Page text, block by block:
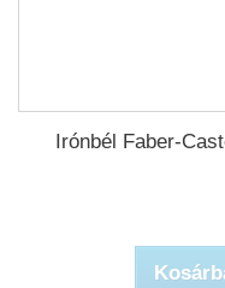
Irónbél Faber-